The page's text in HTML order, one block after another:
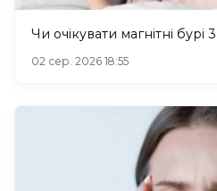
Чи очікувати магнітні
02 сер. 2026 18:55